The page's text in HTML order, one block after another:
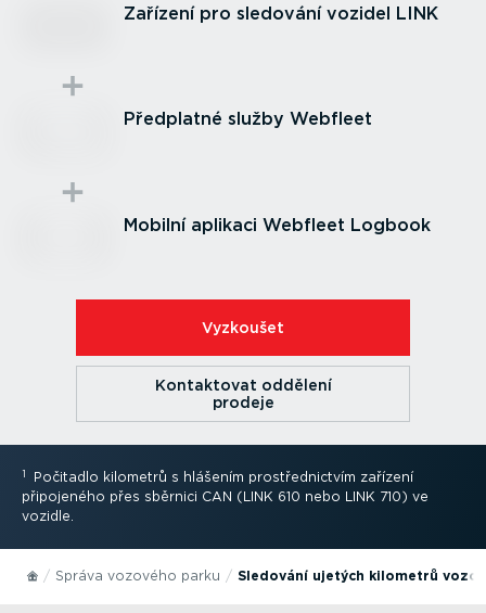
Zařízení pro sledování vozidel LINK
Předplatné služby Webfleet
Mobilní aplikaci Webfleet Logbook
Vyzkoušet
Kontaktovat oddělení
prodeje
1
Počitadlo kilometrů s hlášením prostřed­nictvím zařízení
připojeného přes sběrnici CAN (LINK 610 nebo LINK 710) ve
vozidle.
Správa vozového parku Sledování ujetých kilometrů